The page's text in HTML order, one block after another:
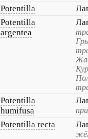
Potentilla
Potentilla
argentea
Potentilla
humifusa
Potentilla recta